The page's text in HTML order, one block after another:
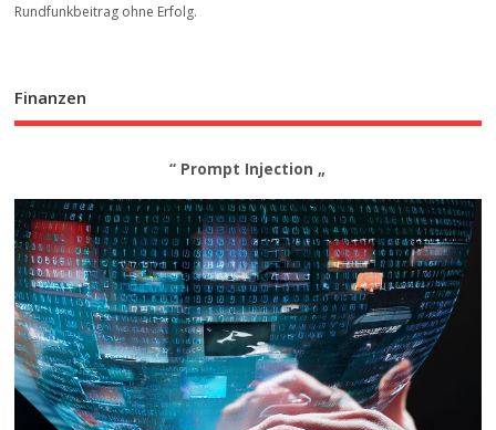
Rundfunkbeitrag ohne Erfolg.
Finanzen
“ Prompt Injection „